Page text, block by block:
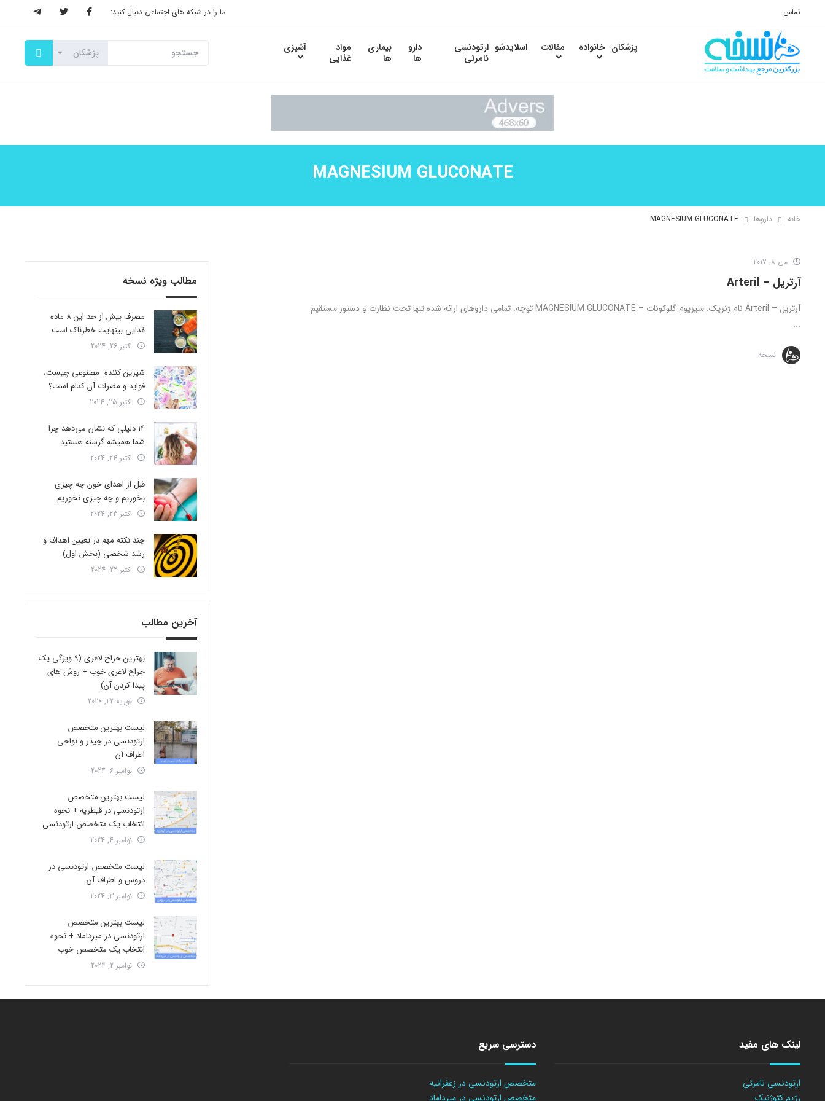
تماس ما را در شبکه های اجتماعی دنبال کنید:
پزشکان خانواده مقالات اسلایدشو ارتودنسی
نامرئی
دارو
ها
بیماری
ها
مواد
غذایی
آشپزی
MAGNESIUM GLUCONATE
خانه داروها MAGNESIUM GLUCONATE
می 8, 2017
آرتریل – Arteril
آرتریل – Arteril نام ژنریک: منیزیوم گلوکونات – MAGNESIUM GLUCONATE توجه: تمامی داروهای ارائه شده تنها تحت نظارت و دستور مستقیم
...
نسخه
مطالب ویژه نسخه
مصرف بیش از حد این 8 ماده
غذایی بینهایت خطرناک است
اکتبر 26, 2024
شیرین کننده مصنوعی چیست،
فواید و مضرات آن کدام است؟
اکتبر 25, 2024
14 دلیلی که نشان می‌دهد چرا
شما همیشه گرسنه هستید
اکتبر 24, 2024
قبل از اهدای خون چه چیزی
بخوریم و چه چیزی نخوریم
اکتبر 23, 2024
چند نکته مهم در تعیین اهداف و
رشد شخصی (بخش اول)
اکتبر 22, 2024
آخرین مطالب
بهترین جراح لاغری (9 ویژگی یک
جراح لاغری خوب + روش های
پیدا کردن آن)
فوریه 22, 2026
لیست بهترین متخصص
ارتودنسی در چیذر و نواحی
اطراف آن
نوامبر 6, 2024
لیست بهترین متخصص
ارتودنسی در قیطریه + نحوه
انتخاب یک متخصص ارتودنسی
نوامبر 4, 2024
لیست متخصص ارتودنسی در
دروس و اطراف آن
نوامبر 3, 2024
لیست بهترین متخصص
ارتودنسی در میرداماد + نحوه
انتخاب یک متخصص خوب
نوامبر 2, 2024
لینک های مفید
ارتودنسی نامرئی
رژیم کتوژنیک
دسترسی سریع
متخصص ارتودنسی در زعفرانیه
متخصص ارتودنسی در میرداماد